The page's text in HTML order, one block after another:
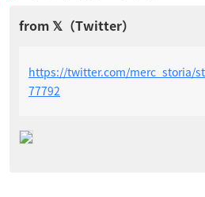
https://twitter.com/merc_storia/
77792